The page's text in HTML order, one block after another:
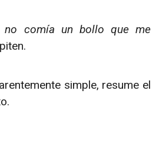
no comía un bollo que me
simple, resume el